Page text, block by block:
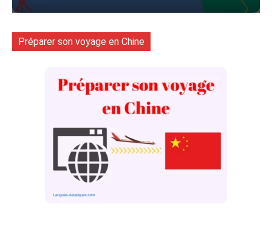
Préparer son voyage en Chine